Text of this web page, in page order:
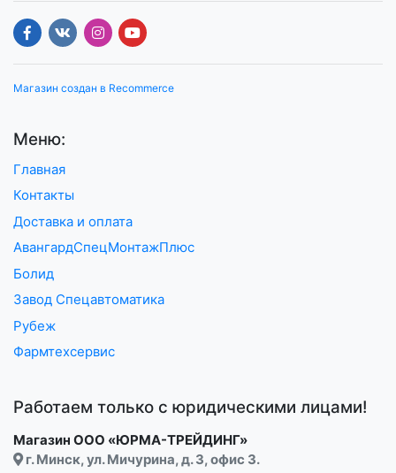
Магазин создан в Recommerce
Меню:
Главная
Контакты
Доставка и оплата
АвангардСпецМонтажПлюс
Болид
Завод Спецавтоматика
Рубеж
Фармтехсервис
Работаем только с юридическими лицами!
Магазин ООО «ЮРМА-ТРЕЙДИНГ»
г. Минск, ул. Мичурина, д. 3, офис 3.